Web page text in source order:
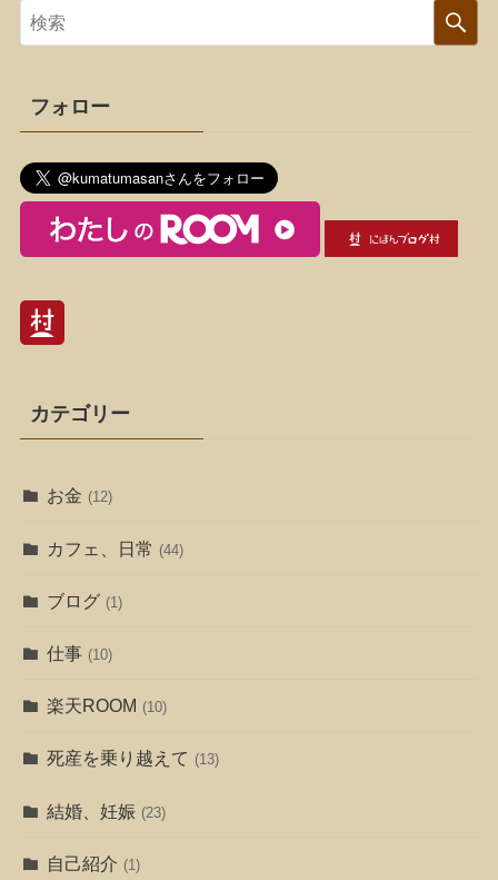
フォロー
カテゴリー
お金 (12)
カフェ、日常 (44)
ブログ (1)
仕事 (10)
楽天ROOM (10)
死産を乗り越えて (13)
結婚、妊娠 (23)
自己紹介 (1)